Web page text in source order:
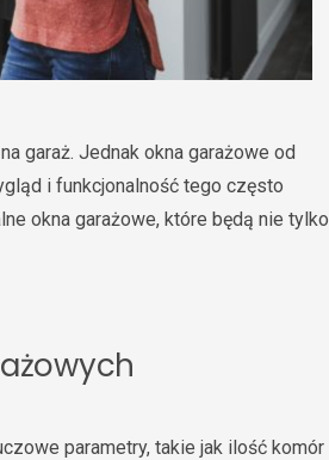
garaż. Jednak okna garażowe od
i funkcjonalność tego często
okna garażowe, które będą nie tylko
parametry, takie jak ilość komór